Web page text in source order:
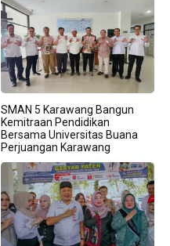
SMAN 5 Karawang Bangun
Kemitraan Pendidikan
Bersama Universitas Buana
Perjuangan Karawang